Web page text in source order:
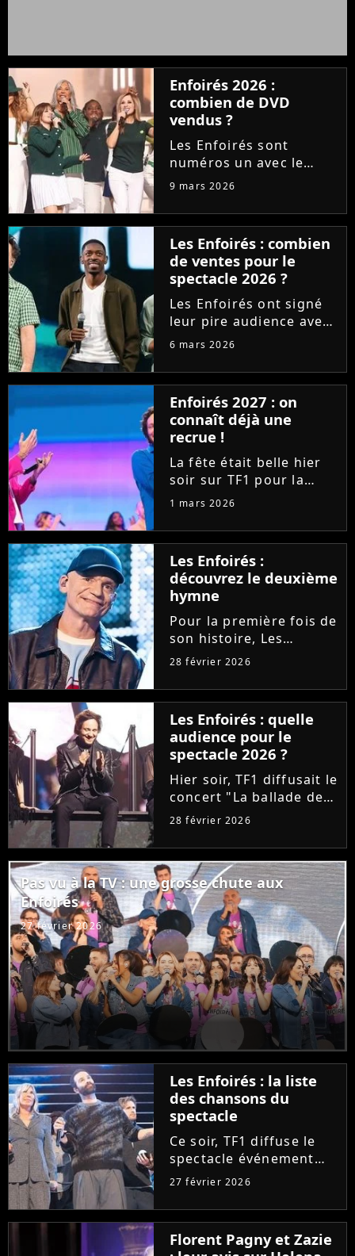
Enfoirés 2026 :
combien de DVD
vendus ?
Les Enfoirés sont
numéros un avec le
double CD de leur
des Enfoirés" avec un
score historiquement
faible. Mais comment
s'en sortent les ventes
du DVD ? Purecharts...
9 mars 2026
Les Enfoirés : combien
de ventes pour le
spectacle 2026 ?
Les Enfoirés ont signé
leur pire audience avec
le spectacle 2026. Mais
bien vendu ? Découvrez
les premiers chiffres de
ventes sur Purecharts !
6 mars 2026
Enfoirés 2027 : on
connaît déjà une
recrue !
La fête était belle hier
soir sur TF1 pour la
diffusion du spectacle
le public peut
désormais se procurer
le CD/DVD au profit des
Restos du Coeur, ce
célèbre...
1 mars 2026
Les Enfoirés :
découvrez le deuxième
hymne
Pour la première fois de
son histoire, Les
Enfoirés ont le droit à
année. Après "Tout se
casse" par Santa,
découvrez la chanson
"L'île aux trésors",
signée Gaëtan...
28 février 2026
Les Enfoirés : quelle
audience pour le
spectacle 2026 ?
Hier soir, TF1 diffusait le
concert "La ballade des
Enfoirés". Après une
la troupe a-t-elle signé
un succès d'audience ?
Tous les chiffres sur
Purecharts !
28 février 2026
Pas vu à la TV : une grosse chute aux
Enfoirés
27 février 2026
Les Enfoirés : la liste
des chansons du
spectacle
Ce soir, TF1 diffuse le
spectacle événement
des Enfoirés. Quels
d'aujourd'hui seront au
programme du concert
? Découvrez la liste des
27 février 2026
Florent Pagny et Zazie